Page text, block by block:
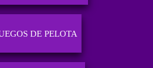
DE PELOTA